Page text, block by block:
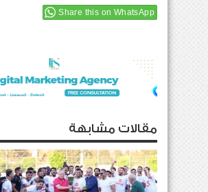
Share this on WhatsApp
مقالات مشابهة